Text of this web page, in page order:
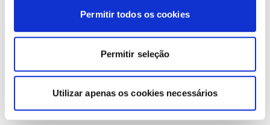
Permitir todos os cookies
Permitir seleção
Utilizar apenas os cookies necessários